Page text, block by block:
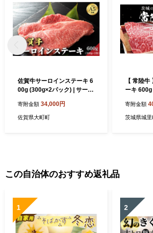
佐賀牛サーロインステーキ 6
00g (300g×2パック) | サーロ
黒毛和牛 国産 バーベキュー
焼肉 赤身 佐賀 佐賀県 国産牛
寄附金額 34,000円
佐賀県大町町
【 常陸
ーキ 600g 茨城県 黒毛和牛
冷凍 ステ
インステ
寄附金額
茨城県城里
この自治体のおすすめ返礼品
1 2